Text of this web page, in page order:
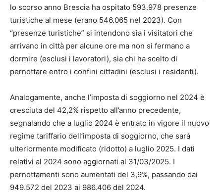
lo scorso anno Brescia ha ospitato 593.978 presenze
turistiche al mese (erano 546.065 nel 2023). Con
“presenze turistiche” si intendono sia i visitatori che
arrivano in città per alcune ore ma non si fermano a
dormire (esclusi i lavoratori), sia chi ha scelto di
pernottare entro i confini cittadini (esclusi i residenti).
Analogamente, anche l’imposta di soggiorno nel 2024 è
cresciuta del 42,2% rispetto all’anno precedente,
segnalando che a luglio 2024 è entrato in vigore il nuovo
regime tariffario dell’imposta di soggiorno, che sarà
ulteriormente modificato (ridotto) a luglio 2025. I dati
relativi al 2024 sono aggiornati al 31/03/2025. I
pernottamenti sono aumentati del 3,9%, passando dai
949.572 del 2023 ai 986.406 del 2024.